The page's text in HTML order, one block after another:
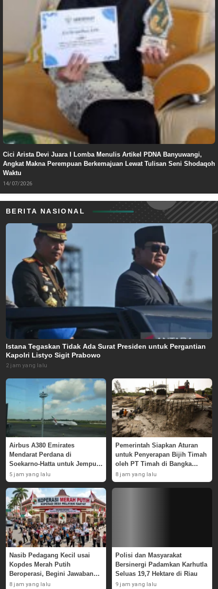
Cici Arista Devi Juara I Lomba Menulis Artikel PDNA Banyuwangi,
Angkat Makna Perempuan Berkemajuan Lewat Tulisan Seni Shodaqoh
Waktu
14/07/2026
BERITA NASIONAL
Istana Tegaskan Tidak Ada Surat Presiden untuk Pergantian
Kapolri Listyo Sigit Prabowo
2 jam yang lalu
Airbus A380 Emirates
Mendarat Perdana di
Soekarno-Hatta untuk Jemput
Skuad AC Milan
5 jam yang lalu
Pemerintah Siapkan Aturan
untuk Penyerapan Bijih Timah
oleh PT Timah di Bangka
Belitung
8 jam yang lalu
Nasib Pedagang Kecil usai
Kopdes Merah Putih
Beroperasi, Begini Jawaban
Pemerintah
8 jam yang lalu
Polisi dan Masyarakat
Bersinergi Padamkan Karhutla
Seluas 19,7 Hektare di Riau
9 jam yang lalu